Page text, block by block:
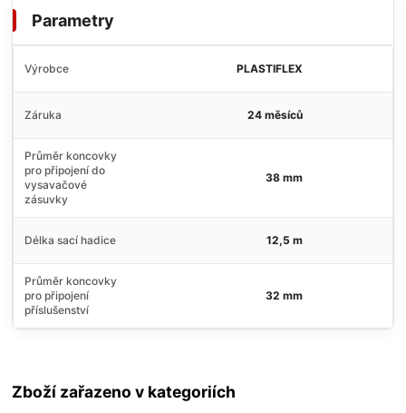
Parametry
Výrobce PLASTIFLEX
Záruka 24 měsíců
Průměr koncovky
pro připojení do
vysavačové
zásuvky
38 mm
Délka sací hadice 12,5 m
Průměr koncovky
pro připojení
příslušenství
32 mm
Zboží zařazeno v kategoriích